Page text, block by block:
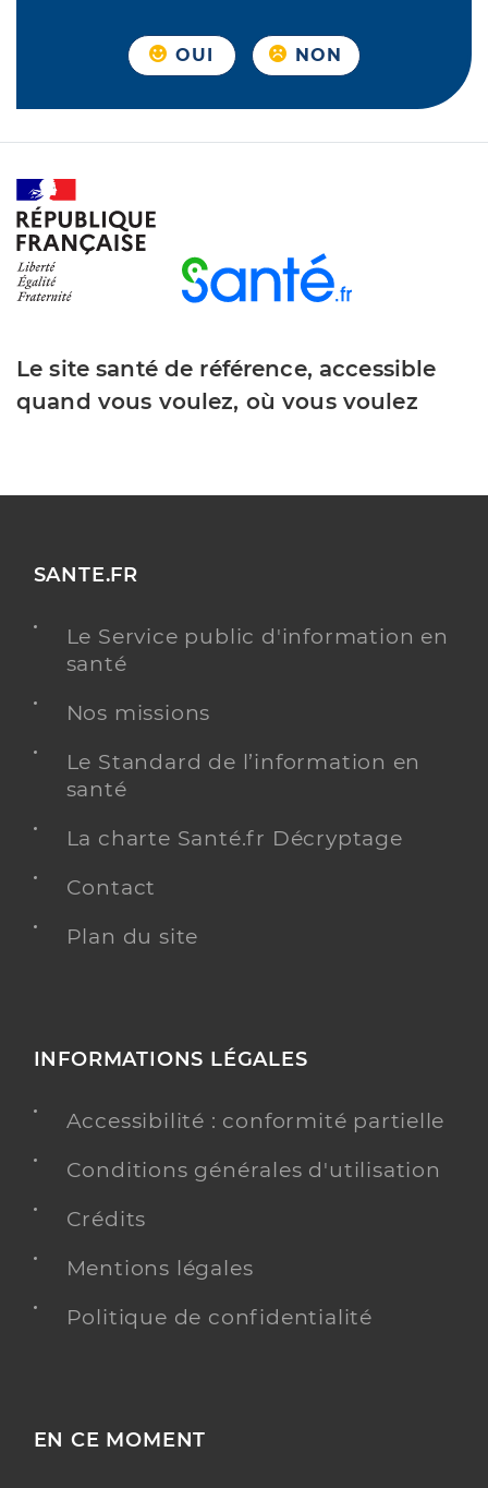
OUI NON
Le site santé de référence, accessible
quand vous voulez, où vous voulez
SANTE.FR
Le Service public d'information en
santé
Nos missions
Le Standard de l’information en
santé
La charte Santé.fr Décryptage
Contact
Plan du site
INFORMATIONS LÉGALES
Accessibilité : conformité partielle
Conditions générales d'utilisation
Crédits
Mentions légales
Politique de confidentialité
EN CE MOMENT